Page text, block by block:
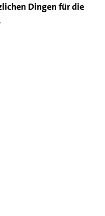
Dingen für die